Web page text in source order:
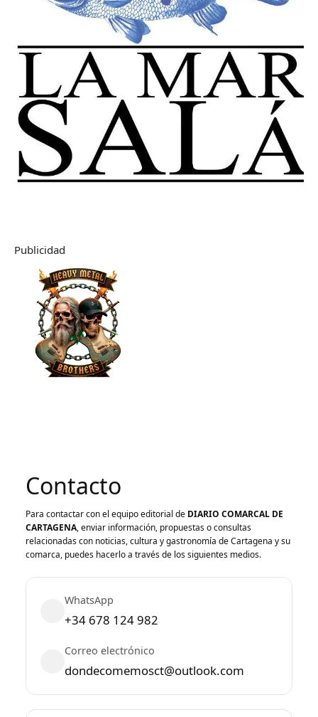
Publicidad
Contacto
Para contactar con el equipo editorial de DIARIO COMARCAL DE
CARTAGENA, enviar información, propuestas o consultas
relacionadas con noticias, cultura y gastronomía de Cartagena y su
comarca, puedes hacerlo a través de los siguientes medios.
WhatsApp
+34 678 124 982
Correo electrónico
dondecomemosct@outlook.com